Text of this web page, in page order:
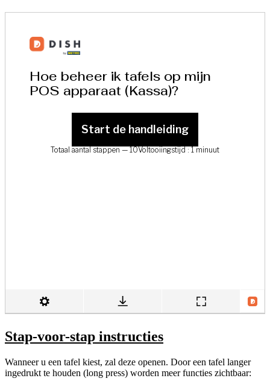
Stap-voor-stap instructies
Wanneer u een tafel kiest, zal deze openen. Door een tafel langer
ingedrukt te houden (long press) worden meer functies zichtbaar: